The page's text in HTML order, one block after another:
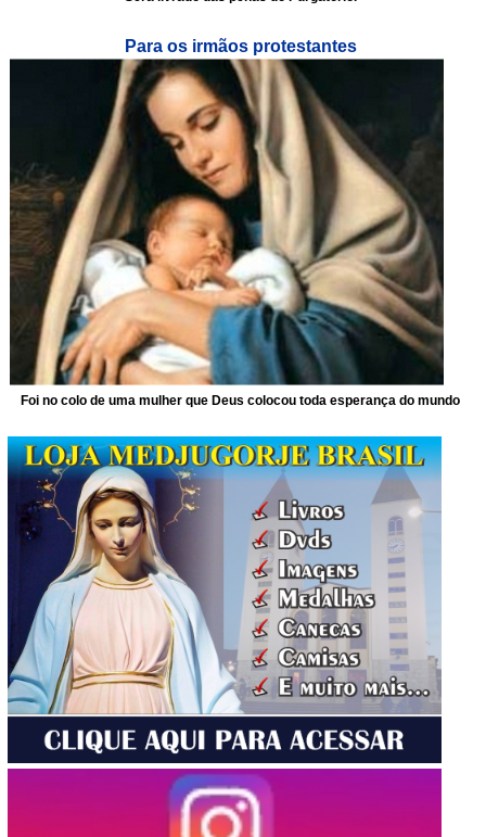
Para os irmãos protestantes
Foi no colo de uma mulher que Deus colocou toda esperança do mundo